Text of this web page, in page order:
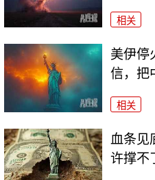
相关
美伊停
信，把
相关
血条见
许撑不